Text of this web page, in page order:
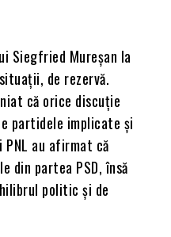
Siegfried Mureșan la
de rezervă.
că orice discuție
partidele implicate și
au afirmat că
din partea PSD, însă
politic și de